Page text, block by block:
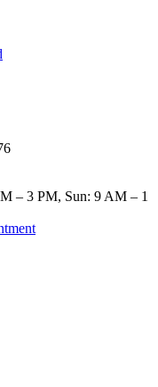
– 3 PM, Sun: 9 AM – 1